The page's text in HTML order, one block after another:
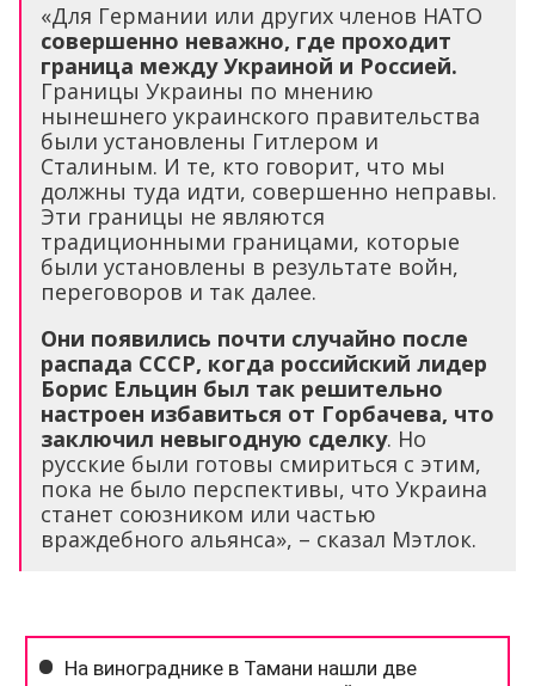
«Для Германии или других членов НАТО
совершенно неважно, где проходит
граница между Украиной и Россией.
Границы Украины по мнению
нынешнего украинского правительства
были установлены Гитлером и
Сталиным. И те, кто говорит, что мы
должны туда идти, совершенно неправы.
Эти границы не являются
традиционными границами, которые
были установлены в результате войн,
переговоров и так далее.
Они появились почти случайно после
распада СССР, когда российский лидер
Борис Ельцин был так решительно
настроен избавиться от Горбачева, что
заключил невыгодную сделку. Но
русские были готовы смириться с этим,
пока не было перспективы, что Украина
станет союзником или частью
враждебного альянса», – сказал Мэтлок.